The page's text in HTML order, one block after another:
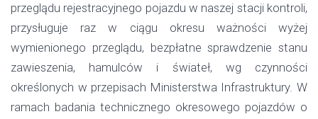
przeglądu rejestracyjnego pojazdu w naszej stacji kontroli,
przysługuje raz w ciągu okresu ważności wyżej
wymienionego przeglądu, bezpłatne sprawdzenie stanu
zawieszenia, hamulców i świateł, wg czynności
określonych w przepisach Ministerstwa Infrastruktury. W
ramach badania technicznego okresowego pojazdów o